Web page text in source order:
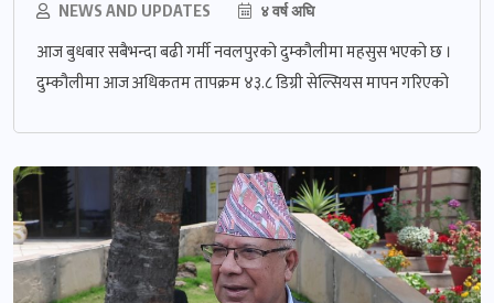
NEWS AND UPDATES ४ वर्ष अघि
आज बुधबार सबैभन्दा बढी गर्मी नवलपुरको दुम्कौलीमा महसुस भएको छ ।
दुम्कौलीमा आज अधिकतम तापक्रम ४३.८ डिग्री सेल्सियस मापन गरिएको